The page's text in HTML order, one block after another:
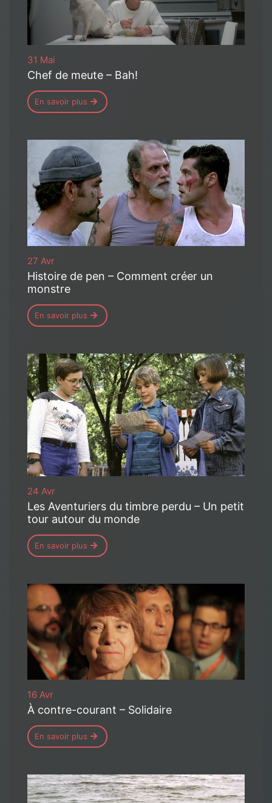
31 Mai
Chef de meute – Bah!
En savoir plus
27 Avr
Histoire de pen – Comment créer un
monstre
En savoir plus
24 Avr
Les Aventuriers du timbre perdu – Un petit
tour autour du monde
En savoir plus
16 Avr
À contre-courant – Solidaire
En savoir plus